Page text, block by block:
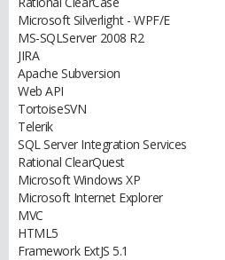
Microsoft Silverlight - WPF/E
MS-SQLServer 2008 R2
JIRA
Apache Subversion
Web API
TortoiseSVN
Telerik
SQL Server Integration Services
Rational ClearQuest
Microsoft Windows XP
Microsoft Internet Explorer
MVC
HTML5
Framework ExtJS 5.1